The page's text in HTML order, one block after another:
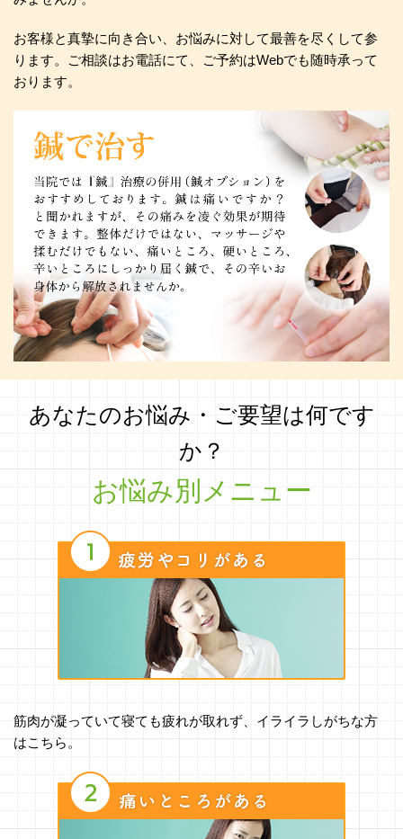
お客様と真摯に向き合い、お悩みに対して最善を尽くして参
ります。ご相談はお電話にて、ご予約はWebでも随時承って
おります。
あなたのお悩み・ご要望は何です
か？
お悩み別メニュー
筋肉が凝っていて寝ても疲れが取れず、イライラしがちな方
はこちら。